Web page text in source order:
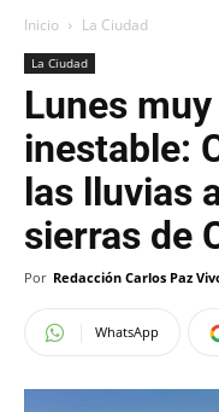
Inicio La Ciudad
La Ciudad
Lunes
inestable:
las lluvias
sierras de
Por Redacción Carlos Paz
WhatsApp